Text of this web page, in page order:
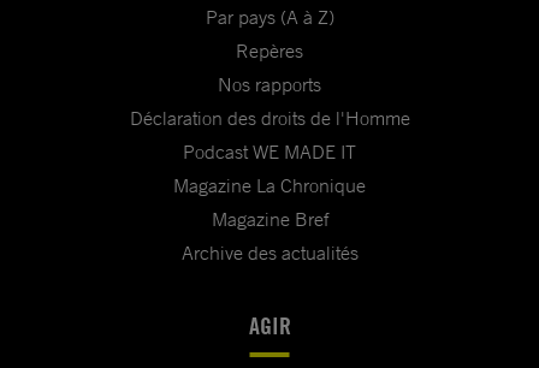
Par pays (A à Z)
Repères
Nos rapports
Déclaration des droits de l'Homme
Podcast WE MADE IT
Magazine La Chronique
Magazine Bref
Archive des actualités
AGIR